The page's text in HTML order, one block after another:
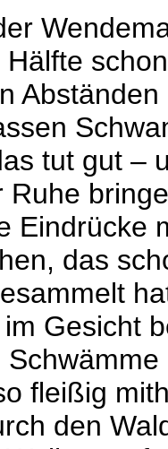
tut gut –
Ruhe
Eindrücke
das
Gesicht
fleißig
den